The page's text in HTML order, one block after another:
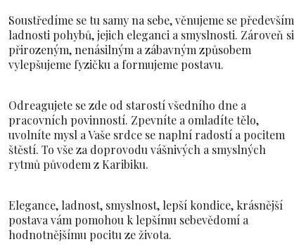
Soustředíme se tu samy na sebe, věnujeme se především
ladnosti pohybů, jejich eleganci a smyslnosti. Zároveň si
přirozeným, nenásilným a zábavným způsobem
vylepšujeme fyzičku a formujeme postavu.
Odreagujete se zde od starostí všedního dne a
pracovních povinností. Zpevníte a omladíte tělo,
uvolníte mysl a Vaše srdce se naplní radostí a pocitem
štěstí. To vše za doprovodu vášnivých a smyslných
rytmů původem z Karibiku.
Elegance, ladnost, smyslnost, lepší kondice, krásnější
postava vám pomohou k lepšímu sebevědomí a
hodnotnějšímu pocitu ze života.